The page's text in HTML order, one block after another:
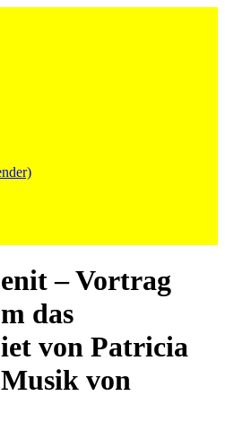
– Vortrag
das
von Patricia
von